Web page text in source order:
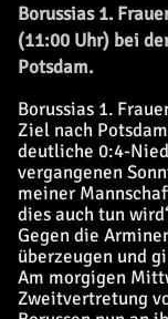
Borussias 1.
(11:00 Uhr) bei
Potsdam.
Borussias 1.
Ziel nach
deutliche 0:4-
vergangenen
meiner
dies auch tun
Gegen die
überzeugen und
Am morgigen
Zweitvertretung